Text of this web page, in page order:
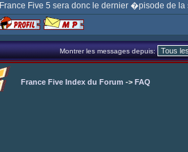
France Five 5 sera donc le dernier �pisode de
Montrer les messages depuis:
France Five Index du Forum -> FAQ